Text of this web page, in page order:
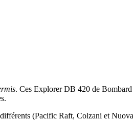
. Ces Explorer DB 420 de
(Pacific Raft, Colzani et